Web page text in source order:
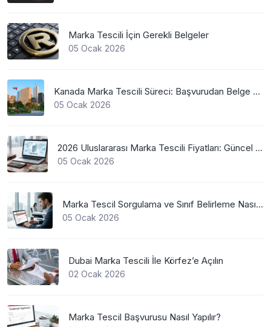
Marka Tescili İçin Gerekli Belgeler
05 Ocak 2026
Kanada Marka Tescili Süreci: Başvurudan Belge Alımına Kadar Her Şey
05 Ocak 2026
2026 Uluslararası Marka Tescili Fiyatları: Güncel WIPO Ücretleri
05 Ocak 2026
Marka Tescil Sorgulama ve Sınıf Belirleme Nasıl Yapılır?
05 Ocak 2026
Dubai Marka Tescili İle Körfez’e Açılın
02 Ocak 2026
Marka Tescil Başvurusu Nasıl Yapılır?